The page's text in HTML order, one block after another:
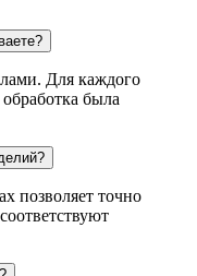
Для каждого
была
позволяет точно